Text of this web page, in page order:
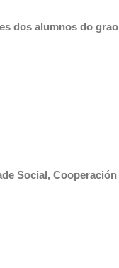
dos alumnos do grao
Social, Cooperación